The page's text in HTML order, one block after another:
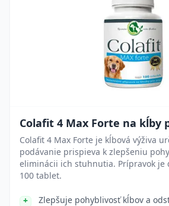
Colafit 4 Max Forte na kĺby
Colafit 4 Max Forte je kĺbová výživa
podávanie prispieva k zlepšeniu
eliminácii ich stuhnutia. Prípravok je
100 tablet.
Zlepšuje pohyblivosť kĺbov a